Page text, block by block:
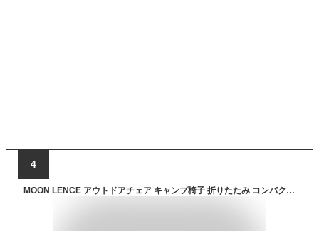
4
MOON LENCE アウトドアチェア キャンプ椅子 折りたたみ コンパクト 超軽量907g イス 収納バッグ付き ハイキング 釣り 登山 耐荷重150kg ブラック CH-7